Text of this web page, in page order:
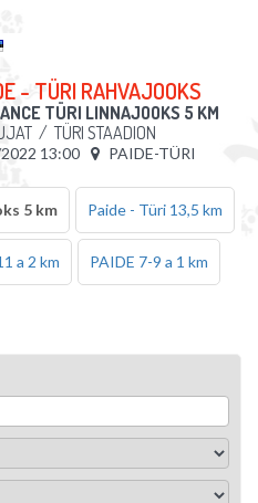
- TÜRI RAHVAJOOKS
TÜRI LINNAJOOKS 5 KM
/ TÜRI STAADION
13:00 PAIDE-TÜRI
5 km Paide - Türi 13,5 km
a 2 km PAIDE 7-9 a 1 km